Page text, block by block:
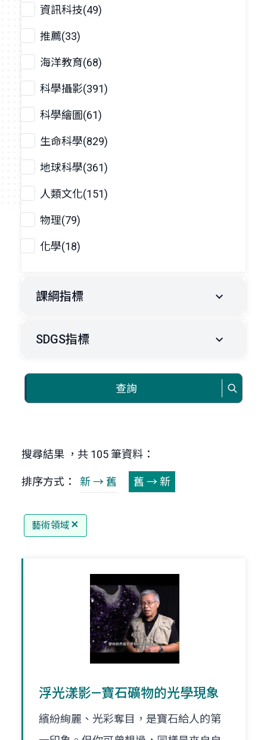
資訊科技(49)
推薦(33)
海洋教育(68)
科學攝影(391)
科學繪圖(61)
生命科學(829)
地球科學(361)
人類文化(151)
物理(79)
化學(18)
課綱指標
SDGS指標
查詢
搜尋結果 ，共 105 筆資料：
排序方式： 新 → 舊 舊 → 新
藝術領域
浮光漾影—寶石礦物的光學現象
繽紛絢麗、光彩奪目，是寶石給人的第